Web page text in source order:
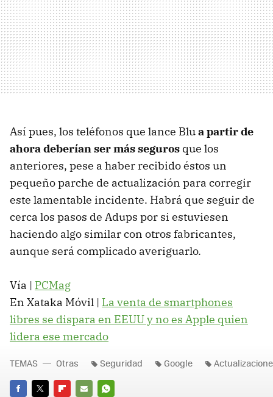
Así pues, los teléfonos que lance Blua partir de
ahora deberían ser más seguros que los
anteriores, pese a haber recibido éstos un
pequeño parche de actualización para corregir
este lamentable incidente. Habrá que seguir de
cerca los pasos de Adups por si estuviesen
haciendo algo similar con otros fabricantes,
aunque será complicado averiguarlo.
Vía | PCMag
En Xataka Móvil | La venta de smartphones
libres se dispara en EEUU y no es Apple quien
lidera ese mercado
TEMAS Otras Seguridad Google